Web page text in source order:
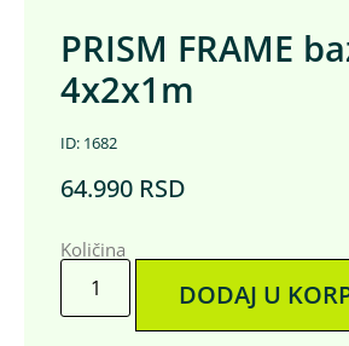
PRISM FRAME
4x2x1m
ID: 1682
64.990 RSD
Količina
DODAJ U